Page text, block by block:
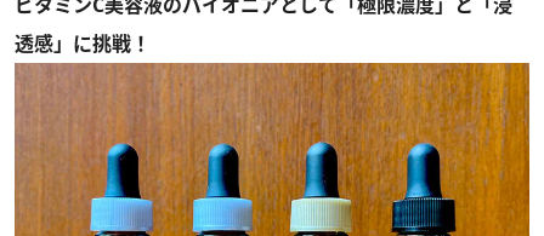
透感」に挑戦！